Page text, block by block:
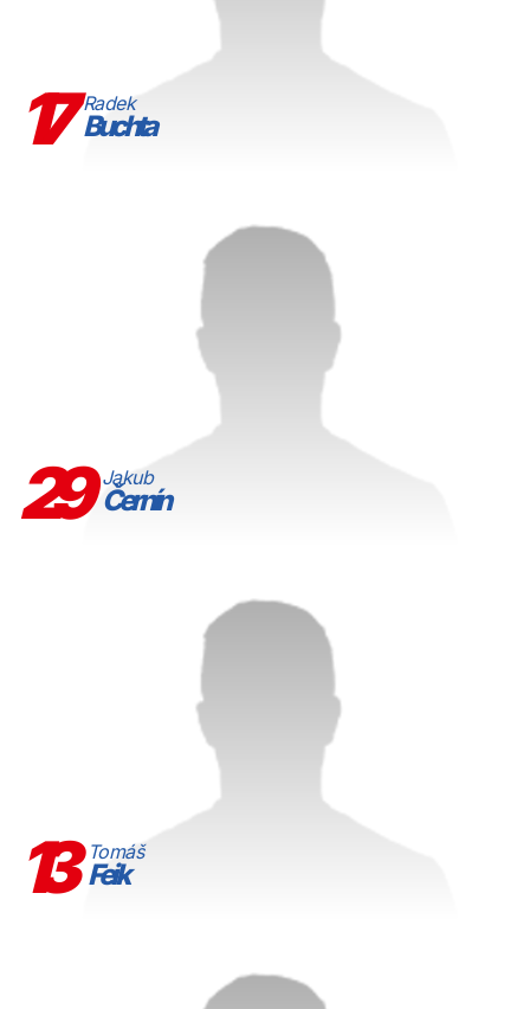
17 Radek
Buchta
29 Jakub
Černín
13 Tomáš
Feik